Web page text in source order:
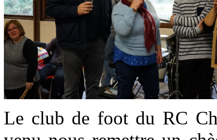
Le club de foot du RC